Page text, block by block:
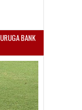
BANK